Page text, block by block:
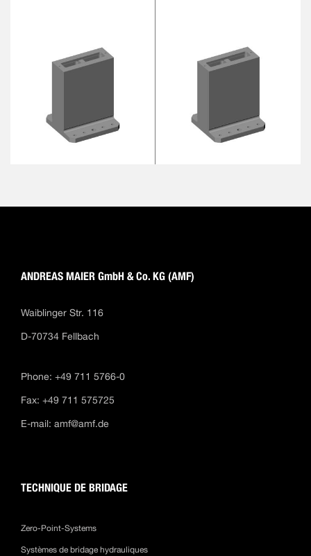
ANDREAS MAIER GmbH & Co. KG (AMF)
Waiblinger Str. 116
D-70734 Fellbach
Phone: +49 711 5766-0
Fax: +49 711 575725
E-mail: amf@amf.de
TECHNIQUE DE BRIDAGE
Zero-Point-Systems
Systèmes de bridage hydrauliques